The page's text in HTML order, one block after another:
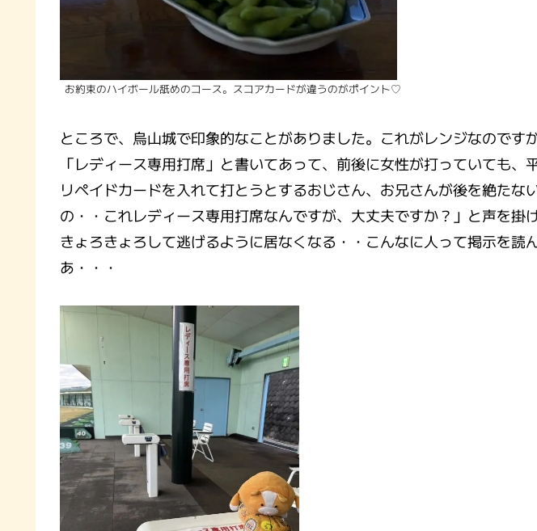
お約束のハイボール舐めのコース。スコアカードが違うのがポイント♡
ところで、烏山城で印象的なことがありました。これがレンジなのです
「レディース専用打席」と書いてあって、前後に女性が打っていても、
リペイドカードを入れて打とうとするおじさん、お兄さんが後を絶たな
の・・これレディース専用打席なんですが、大丈夫ですか？」と声を掛
きょろきょろして逃げるように居なくなる・・こんなに人って掲示を読
あ・・・